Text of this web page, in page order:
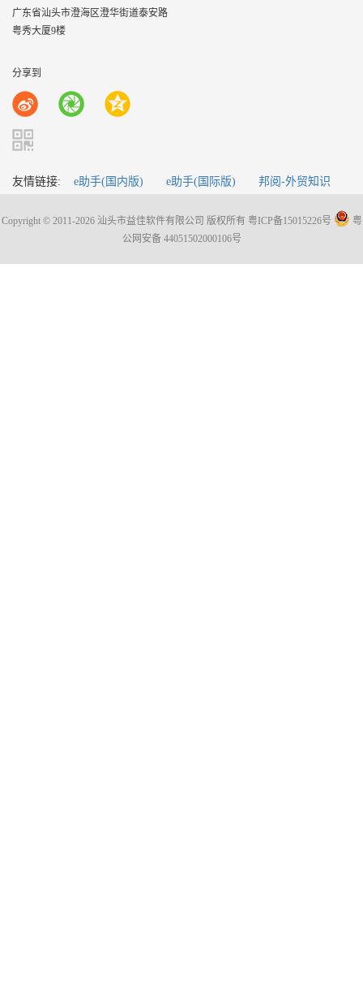
广东省汕头市澄海区澄华街道泰安路
粤秀大厦9楼
分享到
友情链接: e助手(国内版) e助手(国际版) 邦阅-外贸知识
Copyright © 2011-2026 汕头市益佳软件有限公司 版权所有 粤ICP备15015226号
粤
公网安备 44051502000106号